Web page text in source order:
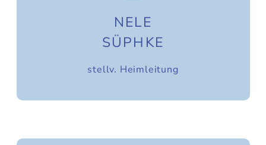
NELE
SÜPHKE
stellv. Heimleitung